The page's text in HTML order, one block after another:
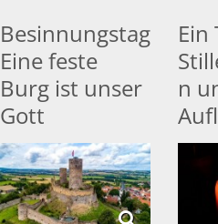
Besinnungstag
Eine feste
Burg ist unser
Gott
Ein
n